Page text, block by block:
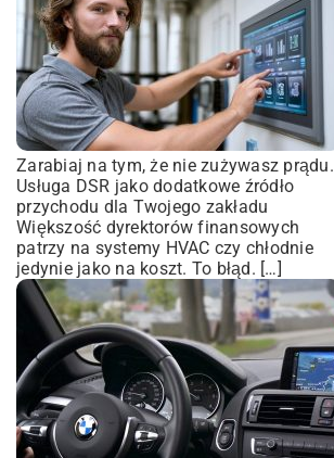
Zarabiaj na tym, że nie zużywasz prądu.
Usługa DSR jako dodatkowe źródło
przychodu dla Twojego zakładu
Większość dyrektorów finansowych
patrzy na systemy HVAC czy chłodnie
jedynie jako na koszt. To błąd. […]